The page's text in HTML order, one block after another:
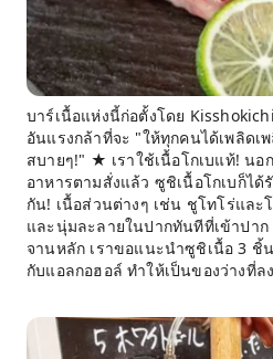
บาร์เนื้อแห่งนี้ก่อตั้งโดย
อันแรงกล้าที่จะ "ให้ทุกคนได้เพลิดเ
สบายๆ!" ★ เราใช้เนื้อโกเบแท้! นอ
อาหารตามสั่งแล้ว ซูชิเนื้อโกเบก็ไ
กัน! เนื้อส่วนต่างๆ เช่น ชูโทโร่และ
และนุ่มละลายในปากทันทีที่เข้าปา
จานหลัก เราขอแนะนำซูชิเนื้อ 3 ชิ้
กับแอลกอฮอล์ ทำให้เป็นของว่างที่ล